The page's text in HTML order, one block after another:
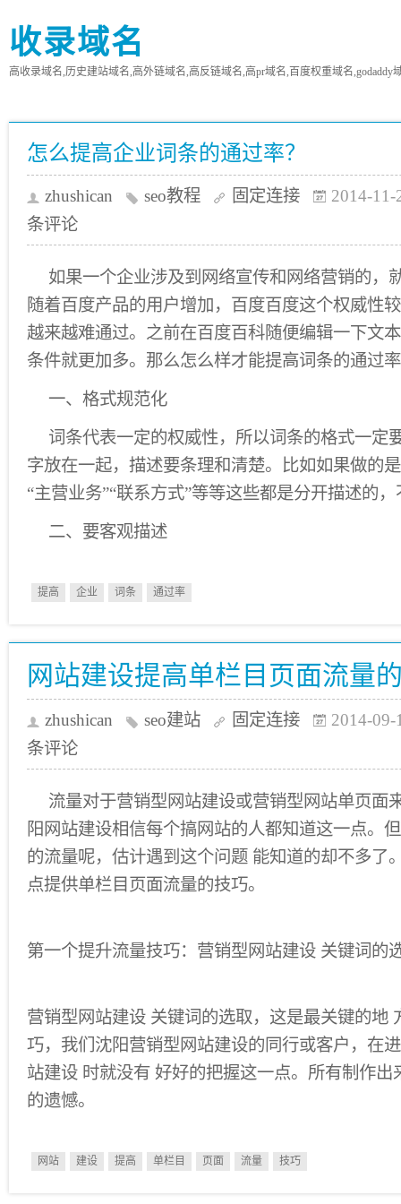
收录域名
高收录域名,历史建站域名,高外链域名,高反链域名,高pr域名,百度权重域名,godaddy
怎么提高企业词条的通过率？
zhushican seo教程 固定连接
2014-11-
条评论
如果一个企业涉及到网络宣传和网络营销的，
随着百度产品的用户增加，百度百度这个权威性
越来越难通过。之前在百度百科随便编辑一下文
条件就更加多。那么怎么样才能提高词条的通过
一、格式规范化
词条代表一定的权威性，所以词条的格式一定
字放在一起，描述要条理和清楚。比如如果做的
“主营业务”“联系方式”等等这些都是分开描述的
二、要客观描述
提高 企业 词条 通过率
网站建设提高单栏目页面流量
zhushican seo建站 固定连接
2014-09-
条评论
流量对于营销型网站建设或营销型网站单页面
阳网站建设相信每个搞网站的人都知道这一点。
的流量呢，估计遇到这个问题 能知道的却不多了
点提供单栏目页面流量的技巧。
第一个提升流量技巧：营销型网站建设 关键词的
营销型网站建设 关键词的选取，这是最关键的地
巧，我们沈阳营销型网站建设的同行或客户，在
站建设 时就没有 好好的把握这一点。所有制作出
的遗憾。
网站 建设 提高 单栏目 页面 流量 技巧